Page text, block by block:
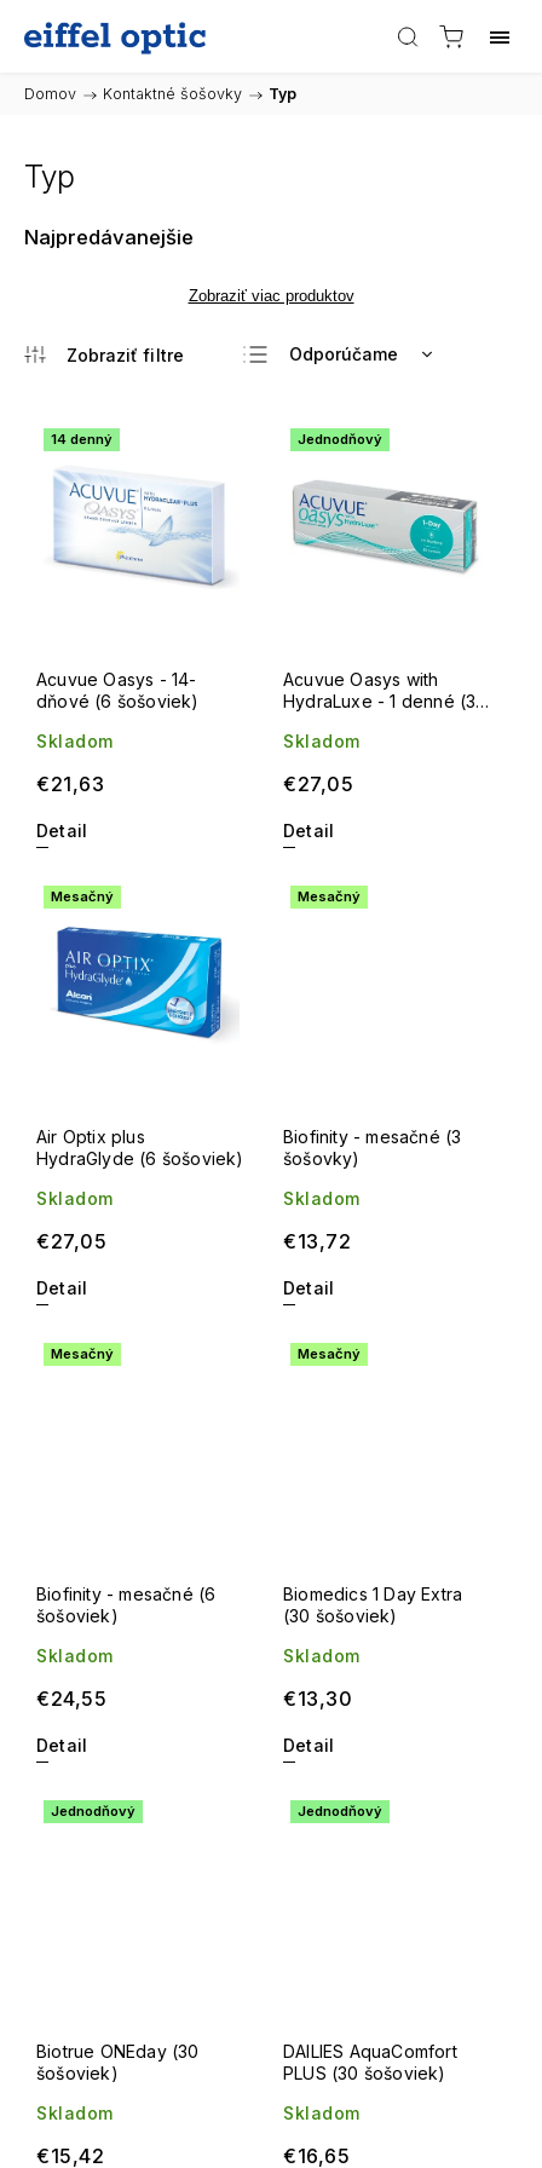
Domov / Kontaktné šošovky / Typ
Typ
Najpredávanejšie
Zobraziť viac produktov
Odporúčame
Najdrahšie
Abecedne
14 denný
Acuvue Oasys - 14-
dňové (6 šošoviek)
Skladom
€21,63
Detail
Jednodňový
Acuvue Oasys with
HydraLuxe - 1 denné (30
Skladom
€27,05
Detail
Mesačný
Air Optix plus
HydraGlyde (6 šošoviek)
Skladom
€27,05
Detail
Mesačný
Biofinity - mesačné (3
šošovky)
Skladom
€13,72
Detail
Mesačný
Biofinity - mesačné (6
šošoviek)
Skladom
€24,55
Detail
Mesačný
Biomedics 1 Day Extra
(30 šošoviek)
Skladom
€13,30
Detail
Jednodňový
Biotrue ONEday (30
šošoviek)
Skladom
€15,42
Jednodňový
DAILIES AquaComfort
PLUS (30 šošoviek)
Skladom
€16,65